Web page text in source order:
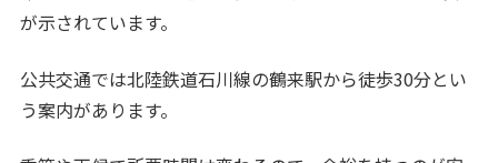
が示されています。
公共交通では北陸鉄道石川線の鶴来駅から徒歩30分とい
う案内があります。